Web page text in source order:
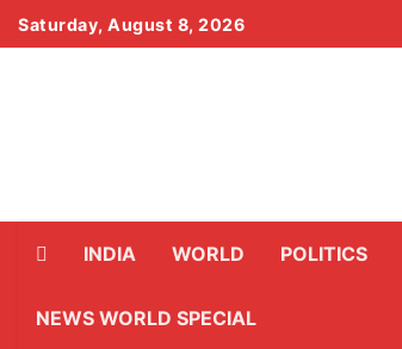
Skip
to
Saturday, August 8, 2026
INDIA WORLD POLITICS
NEWS WORLD SPECIAL